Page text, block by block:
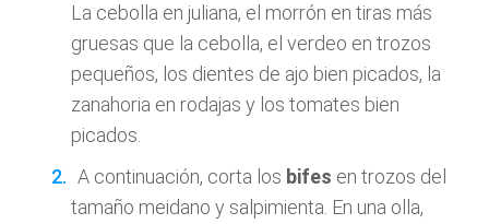
La cebolla en juliana, el morrón en tiras más
gruesas que la cebolla, el verdeo en trozos
pequeños, los dientes de ajo bien picados, la
zanahoria en rodajas y los tomates bien
picados.
A continuación, corta los bifes en trozos del
tamaño meidano y salpimienta. En una olla,